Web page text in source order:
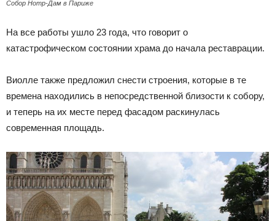
Собор Нотр-Дам в Париже
На все работы ушло 23 года, что говорит о
катастрофическом состоянии храма до начала реставрации.
Виолле также предложил снести строения, которые в те
времена находились в непосредственной близости к собору,
и теперь на их месте перед фасадом раскинулась
современная площадь.